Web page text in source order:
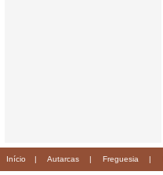
Início | Autarcas | Freguesia |